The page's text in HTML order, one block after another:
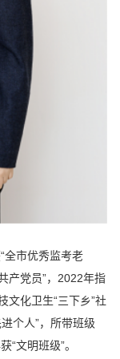
市优秀监考老
产党员”，2022年指
文化卫生“三下乡”社
个人”，所带班级
“文明班级”。